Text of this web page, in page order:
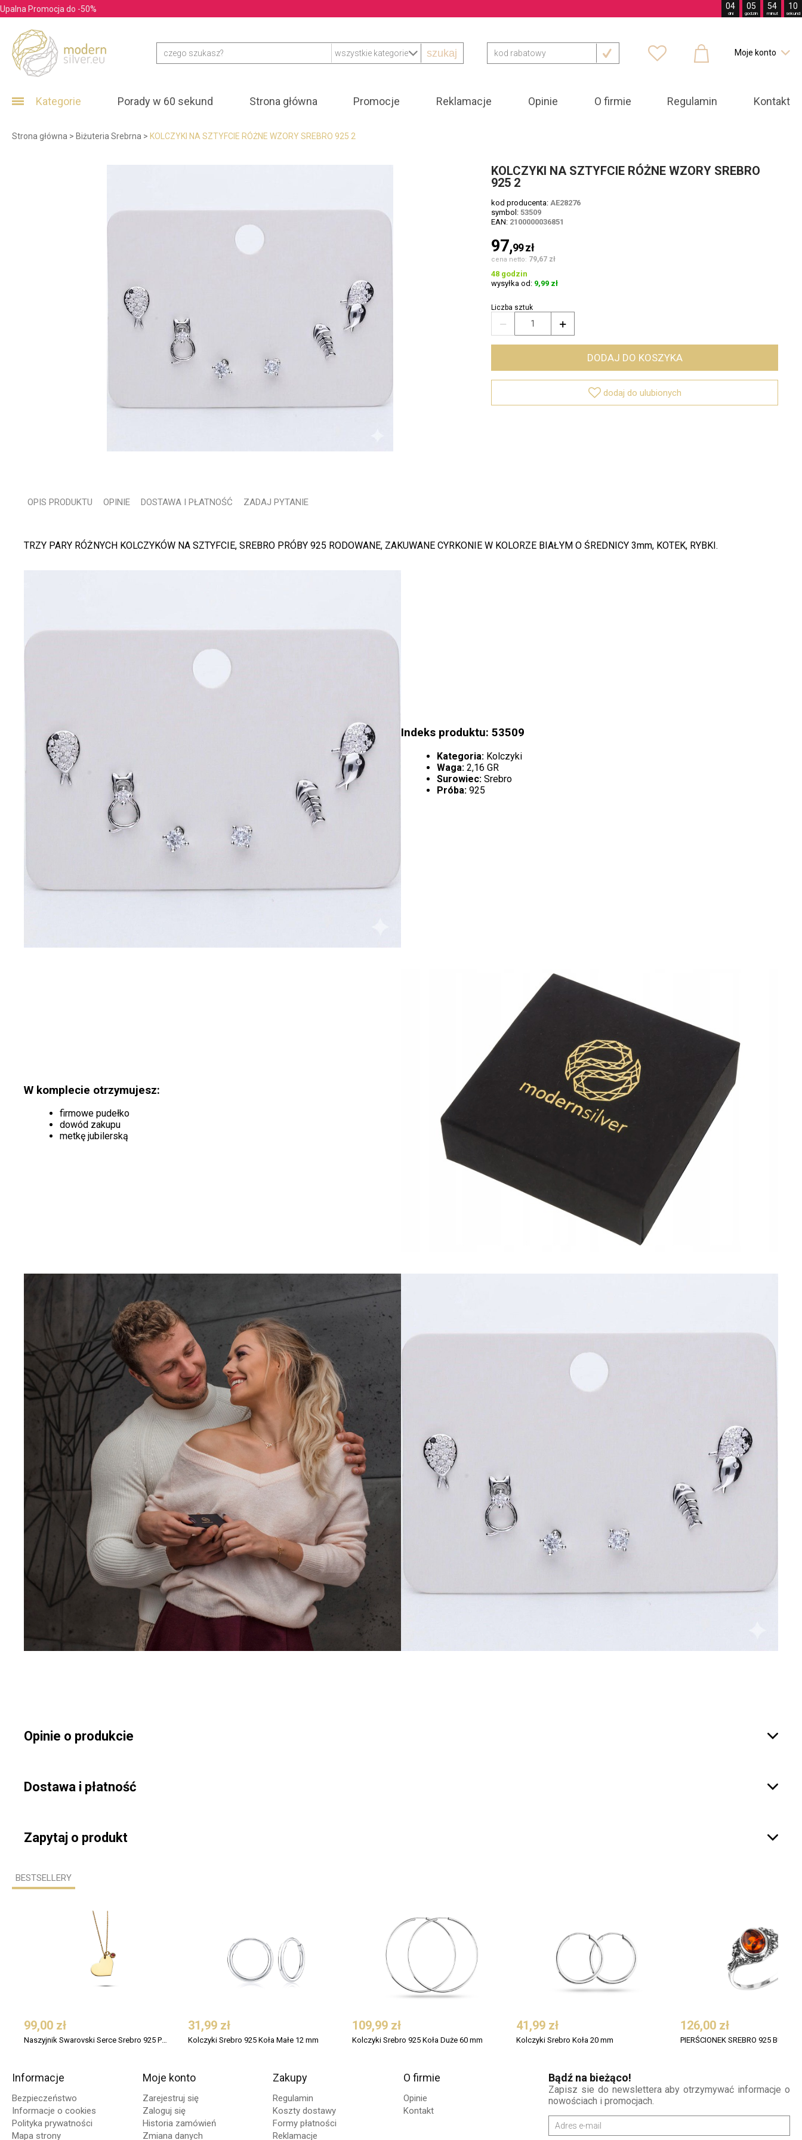
Upalna Promocja do -50% 04
dni
05
godzin
54
minut
08
sekund
szukaj    Moje konto 
Kategorie Porady w 60 sekund Strona główna Promocje Reklamacje Opinie O firmie Regulamin Kontakt
Strona główna > Biżuteria Srebrna > KOLCZYKI NA SZTYFCIE RÓŻNE WZORY SREBRO 925 2
KOLCZYKI NA SZTYFCIE RÓŻNE WZORY SREBRO
925 2
kod producenta:AE28276
symbol:53509
EAN: 2100000036851
97,99zł
cena netto: 79,67 zł
48 godzin
wysyłka od: 9,99 zł
Liczba sztuk
 
DODAJ DO KOSZYKA
 dodaj do ulubionych
OPIS PRODUKTU OPINIE DOSTAWA I PŁATNOŚĆ ZADAJ PYTANIE
TRZY PARY RÓŻNYCH KOLCZYKÓW NA SZTYFCIE, SREBRO PRÓBY 925 RODOWANE, ZAKUWANE CYRKONIE W KOLORZE BIAŁYM O ŚREDNICY 3mm, KOTEK, RYBKI.
Indeks produktu: 53509
Kategoria: Kolczyki
Waga: 2,16 GR
Surowiec: Srebro
Próba: 925
W komplecie otrzymujesz:
firmowe pudełko
dowód zakupu
metkę jubilerską
Opinie o produkcie 
Dostawa i płatność 
Zapytaj o produkt 
BESTSELLERY
99,00 zł
Naszyjnik Swarovski Serce Srebro 925 Pozłacany
31,99 zł
Kolczyki Srebro 925 Koła Małe 12 mm
109,99 zł
Kolczyki Srebro 925 Koła Duże 60 mm
41,99 zł
Kolczyki Srebro Koła 20 mm
126,00 zł
Informacje
Bezpieczeństwo
Informacje o cookies
Polityka prywatności
Mapa strony
Moje konto
Zarejestruj się
Zaloguj się
Historia zamówień
Zmiana danych
Zakupy
Regulamin
Koszty dostawy
Formy płatności
Reklamacje
O firmie
Opinie
Kontakt
Bądź na bieżąco!
Zapisz sie do newslettera aby otrzymywać informacje o
nowościach i promocjach.